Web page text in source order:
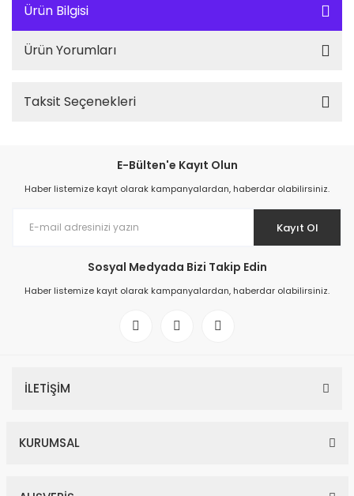
Ürün Bilgisi
Ürün Yorumları
Taksit Seçenekleri
E-Bülten'e Kayıt Olun
Haber listemize kayıt olarak kampanyalardan, haberdar olabilirsiniz.
Kayıt Ol
Sosyal Medyada Bizi Takip Edin
Haber listemize kayıt olarak kampanyalardan, haberdar olabilirsiniz.
İLETİŞİM
KURUMSAL